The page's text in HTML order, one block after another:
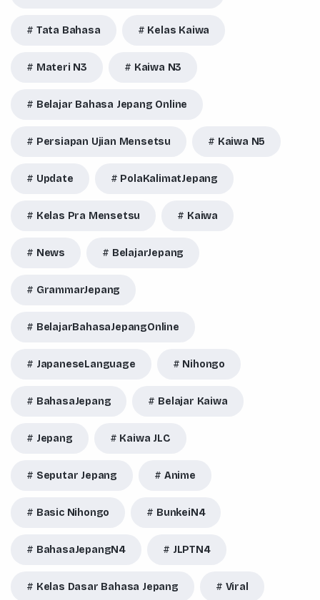
Tata Bahasa Kelas Kaiwa
Materi N3 Kaiwa N3
Belajar Bahasa Jepang Online
Persiapan Ujian Mensetsu Kaiwa N5
Update PolaKalimatJepang
Kelas Pra Mensetsu Kaiwa
News BelajarJepang
GrammarJepang
BelajarBahasaJepangOnline
JapaneseLanguage Nihongo
BahasaJepang Belajar Kaiwa
Jepang Kaiwa JLC
Seputar Jepang Anime
Basic Nihongo BunkeiN4
BahasaJepangN4 JLPTN4
Kelas Dasar Bahasa Jepang Viral